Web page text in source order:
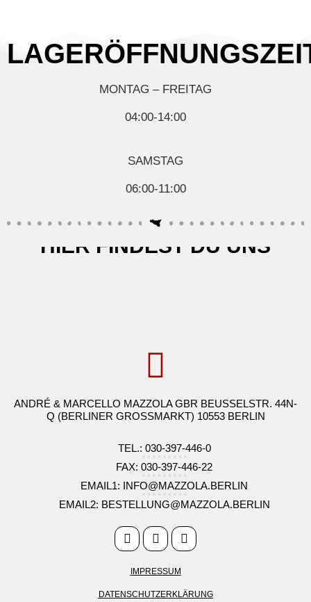
MONTAG – FREITAG
04:00-14:00
SAMSTAG
06:00-11:00
HIER FINDEST DU UNS
ANDRÉ & MARCELLO MAZZOLA GBR BEUSSELSTR. 44N-
Q (BERLINER GROSSMARKT) 10553 BERLIN
TEL.: 030-397-446-0
FAX: 030-397-446-22
EMAIL1: INFO@MAZZOLA.BERLIN
EMAIL2: BESTELLUNG@MAZZOLA.BERLIN
IMPRESSUM
DATENSCHUTZERKLÄRUNG